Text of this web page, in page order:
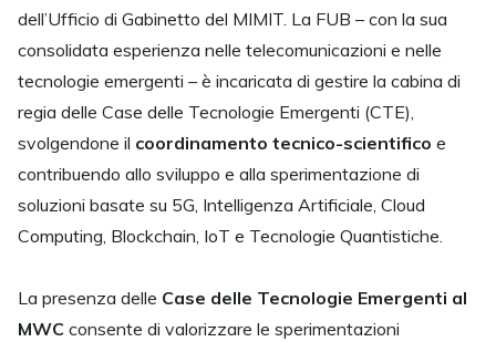
dell’Ufficio di Gabinetto del MIMIT. La FUB – con la sua
consolidata esperienza nelle telecomunicazioni e nelle
tecnologie emergenti – è incaricata di gestire la cabina di
regia delle Case delle Tecnologie Emergenti (CTE),
svolgendone il coordinamento tecnico-scientifico e
contribuendo allo sviluppo e alla sperimentazione di
soluzioni basate su 5G, Intelligenza Artificiale, Cloud
Computing, Blockchain, IoT e Tecnologie Quantistiche.
La presenza delle Case delle Tecnologie Emergenti al
MWC consente di valorizzare le sperimentazioni